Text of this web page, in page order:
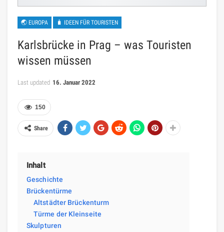
🌏 EUROPA 🧳 IDEEN FÜR TOURISTEN
Karlsbrücke in Prag – was Touristen
wissen müssen
Last updated 16. Januar 2022
150
Share
Inhalt
Geschichte
Brückentürme
Altstädter Brückenturm
Türme der Kleinseite
Skulpturen